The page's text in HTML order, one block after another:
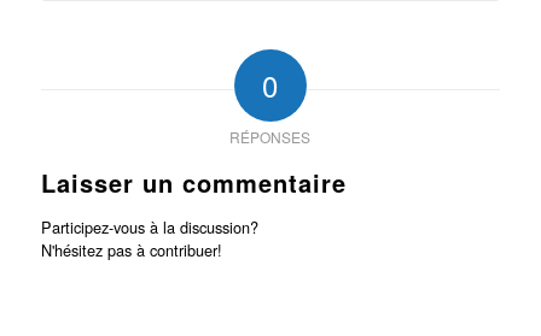
0
RÉPONSES
Laisser un commentaire
Participez-vous à la discussion?
N'hésitez pas à contribuer!